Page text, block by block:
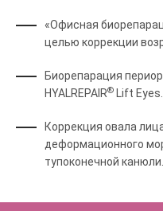
«Офисная
целью коррекции
Биорепарация
HYALREPAIR® Lift Eyes.
Коррекция овала
деформационного
тупоконечной канюли.